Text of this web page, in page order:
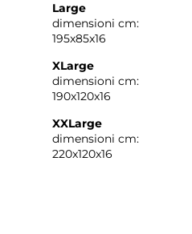
Large
dimensioni cm:
195x85x16
XLarge
dimensioni cm:
190x120x16
XXLarge
dimensioni cm:
220x120x16